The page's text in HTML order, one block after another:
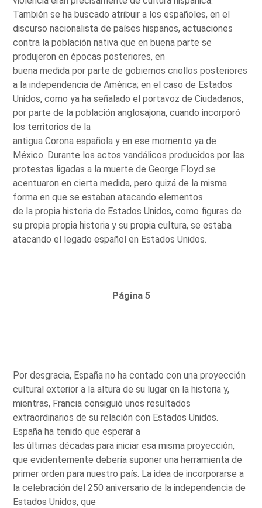
También se ha buscado atribuir a los españoles, en el
discurso nacionalista de países hispanos, actuaciones
contra la población nativa que en buena parte se
produjeron en épocas posteriores, en
buena medida por parte de gobiernos criollos posteriores
a la independencia de América; en el caso de Estados
Unidos, como ya ha señalado el portavoz de Ciudadanos,
por parte de la población anglosajona, cuando incorporó
los territorios de la
antigua Corona española y en ese momento ya de
México. Durante los actos vandálicos producidos por las
protestas ligadas a la muerte de George Floyd se
acentuaron en cierta medida, pero quizá de la misma
forma en que se estaban atacando elementos
de la propia historia de Estados Unidos, como figuras de
su propia propia historia y su propia cultura, se estaba
atacando el legado español en Estados Unidos.
Página 5
Por desgracia, España no ha contado con una proyección
cultural exterior a la altura de su lugar en la historia y,
mientras, Francia consiguió unos resultados
extraordinarios de su relación con Estados Unidos.
España ha tenido que esperar a
las últimas décadas para iniciar esa misma proyección,
que evidentemente debería suponer una herramienta de
primer orden para nuestro país. La idea de incorporarse a
la celebración del 250 aniversario de la independencia de
Estados Unidos, que